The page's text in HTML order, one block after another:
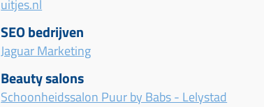
uitjes.nl
SEO bedrijven
Jaguar Marketing
Beauty salons
Schoonheidssalon Puur by Babs - Lelystad